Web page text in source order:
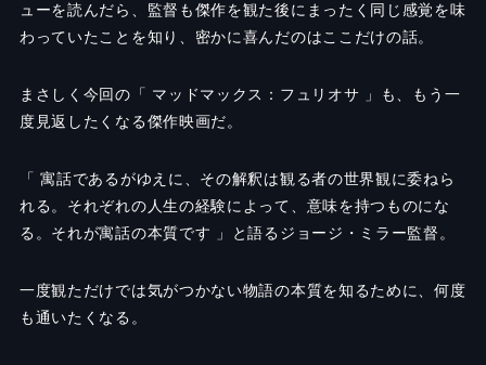
ューを読んだら、監督も傑作を観た後にまったく同じ感覚を味
わっていたことを知り、密かに喜んだのはここだけの話。
まさしく今回の「 マッドマックス：フュリオサ 」も、もう一
度見返したくなる傑作映画だ。
「 寓話であるがゆえに、その解釈は観る者の世界観に委ねら
れる。それぞれの人生の経験によって、意味を持つものにな
る。それが寓話の本質です 」と語るジョージ・ミラー監督。
一度観ただけでは気がつかない物語の本質を知るために、何度
も通いたくなる。